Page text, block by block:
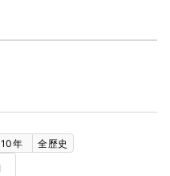
10年 全歷史